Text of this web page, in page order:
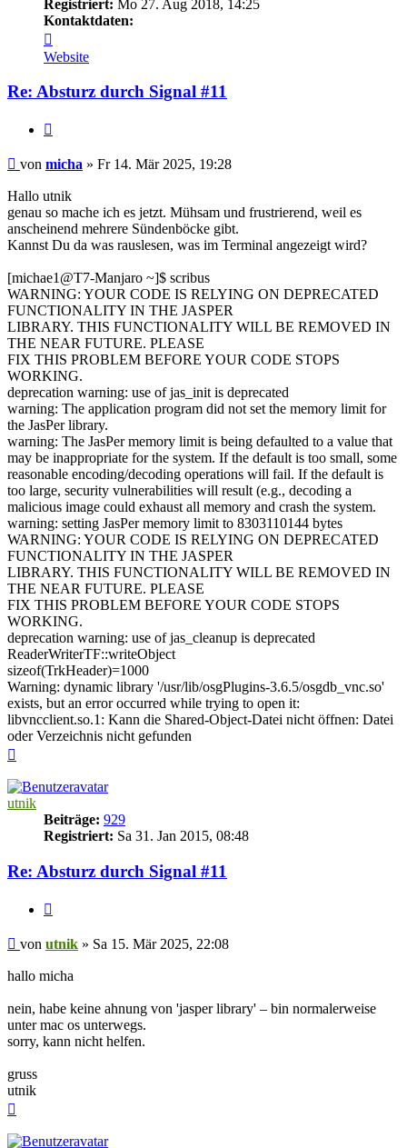
Registriert: Mo 27. Aug 2018, 14:25
Kontaktdaten:
von
micha
Website
Re: Absturz durch Signal #11
Beitrag
von micha » Fr 14. Mär 2025, 19:28
Hallo utnik
genau so mache ich es jetzt. Mühsam und frustrierend, weil es
anscheinend mehrere Sündenböcke gibt.
Kannst Du da was rauslesen, was im Terminal angezeigt wird?
[michae1@T7-Manjaro ~]$ scribus
WARNING: YOUR CODE IS RELYING ON DEPRECATED
FUNCTIONALITY IN THE JASPER
LIBRARY. THIS FUNCTIONALITY WILL BE REMOVED IN
THE NEAR FUTURE. PLEASE
FIX THIS PROBLEM BEFORE YOUR CODE STOPS
WORKING.
deprecation warning: use of jas_init is deprecated
warning: The application program did not set the memory limit for
the JasPer library.
warning: The JasPer memory limit is being defaulted to a value that
may be inappropriate for the system. If the default is too small, some
reasonable encoding/decoding operations will fail. If the default is
too large, security vulnerabilities will result (e.g., decoding a
malicious image could exhaust all memory and crash the system.
warning: setting JasPer memory limit to 8303110144 bytes
WARNING: YOUR CODE IS RELYING ON DEPRECATED
FUNCTIONALITY IN THE JASPER
LIBRARY. THIS FUNCTIONALITY WILL BE REMOVED IN
THE NEAR FUTURE. PLEASE
FIX THIS PROBLEM BEFORE YOUR CODE STOPS
WORKING.
deprecation warning: use of jas_cleanup is deprecated
ReaderWriterTF::writeObject
sizeof(TrkHeader)=1000
Warning: dynamic library '/usr/lib/osgPlugins-3.6.5/osgdb_vnc.so'
exists, but an error occurred while trying to open it:
libvncclient.so.1: Kann die Shared-Object-Datei nicht öffnen: Datei
oder Verzeichnis nicht gefunden
utnik
Beiträge: 929
Registriert: Sa 31. Jan 2015, 08:48
Re: Absturz durch Signal #11
Beitrag
von utnik » Sa 15. Mär 2025, 22:08
hallo micha
nein, habe keine ahnung von 'jasper library' – bin normalerweise
unter mac os unterwegs.
sorry, kann nicht helfen.
gruss
utnik